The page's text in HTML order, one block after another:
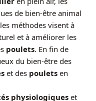
de bien-être animal
méthodes visent à
et à améliorer les
poulets. En fin de
du bien-être des
et des poulets en
physiologiqueset